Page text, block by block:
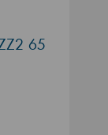
65